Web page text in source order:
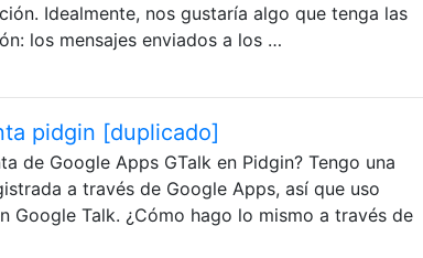
Idealmente, nos gustaría algo que tenga las
los mensajes enviados a los …
pidgin [duplicado]
de Google Apps GTalk en Pidgin? Tengo una
a través de Google Apps, así que uso
Google Talk. ¿Cómo hago lo mismo a través de